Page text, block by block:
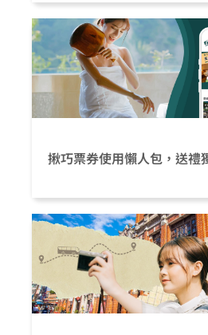
揪巧票券使用懶人包，送禮